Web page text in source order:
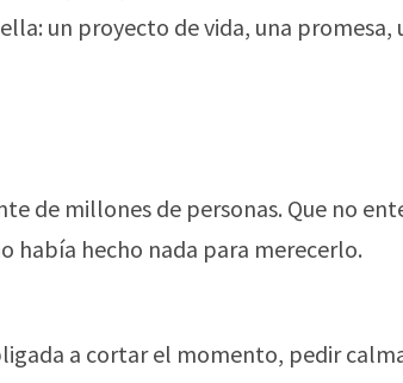
un proyecto de vida, una promesa,
de millones de personas. Que no
había hecho nada para merecerlo.
a cortar el momento, pedir